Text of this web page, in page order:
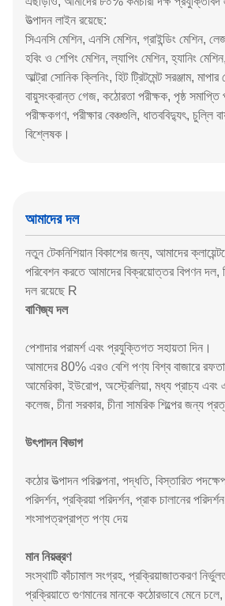
উত্পাদন লাইন রয়েছে:
সিএনসি মেশিন, এনসি মেশিন, গ্রাইন্ডিং মেশিন,
হবিং ও শেপিং মেশিন, ল্যাপিং মেশিন, হ্যানিং মেশিন,
আল্ট্রা সোনিক ক্লিনিং, হিট ট্রিটমেন্ট সরঞ্জাম,
বায়ুসংক্রান্ত গেজ, কঠোরতা পরীক্ষক, পৃষ্ঠ সমাপ্তি
পরীক্ষকগণ, পরীক্ষার বেঞ্চগুলি, ধাতববিদ্যুৎ, চুল্লি
বিশ্লেষক।
আমাদের দল
নতুন টেকনিশিয়ান বিকাশের জন্য, আমাদের
পরিবেশন করতে আমাদের বিক্রয়োত্তর বিপণন দল,
দল রয়েছে R
বাণিজ্য দল
পেশাদার পরামর্শ এবং প্রযুক্তিগত সহায়তা দিন।
আমাদের 80% এরও বেশি পণ্য বিশ্ব বাজারে
আমেরিকা, ইউরোপ, অস্ট্রেলিয়া, মধ্য প্রাচ্য এবং
কলেজ, চীনা সরকার, চীনা সামরিক শিল্পের জন্য
উৎপাদন বিভাগ
কঠোর উত্পাদন পরিকল্পনা, পদ্ধতি, বিস্তারিত
পরিদর্শন, প্রক্রিয়া পরিদর্শন, প্রাক চালানের
শংসাপত্রপ্রাপ্ত পণ্য দেয়
মান নিয়ন্ত্রণ
সংস্থাটি কাঁচামাল সংগ্রহ, প্রক্রিয়াজাতকরণ
প্রক্রিয়াতে গুণমানের মানকে কঠোরভাবে মেনে